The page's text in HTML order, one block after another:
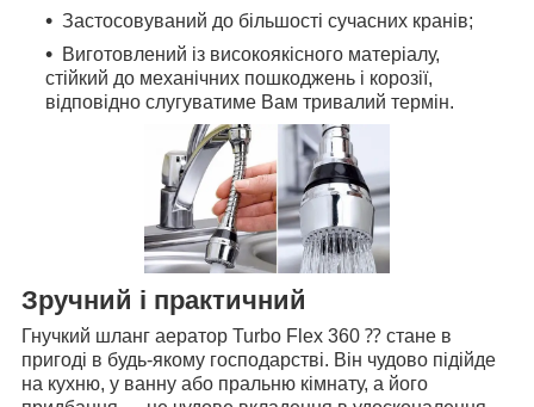
Застосовуваний до більшості сучасних кранів;
Виготовлений із високоякісного матеріалу,
стійкий до механічних пошкоджень і корозії,
відповідно слугуватиме Вам тривалий термін.
Зручний і практичний
Гнучкий шланг аератор Turbo Flex 360 ⁇ стане в
пригоді в будь-якому господарстві. Він чудово підійде
на кухню, у ванну або пральню кімнату, а його